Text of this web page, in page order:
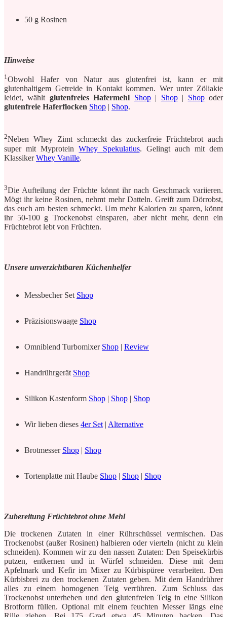
50 g Rosinen
Hinweise
1Obwohl Hafer von Natur aus glutenfrei ist, kann er mit
glutenhaltigem Getreide in Kontakt kommen. Wer unter Zöliakie
leidet, wählt glutenfreies Hafermehl Shop| Shop| Shopoder
glutenfreie Haferflocken Shop | Shop.
2Neben Whey Zimt schmeckt das zuckerfreie Früchtebrot auch
super mit MyproteinWhey Spekulatius. Gelingt auch mit dem
KlassikerWhey Vanille.
3Die Aufteilung der Früchte könnt ihr nach Geschmack variieren.
Mögt ihr keine Rosinen, nehmt mehr Datteln. Greift zum Dörrobst,
das euch am besten schmeckt. Um mehr Kalorien zu sparen, könnt
ihr 50-100 g Trockenobst einsparen, aber nicht mehr, denn ein
Früchtebrot lebt von Früchten.
Unsere unverzichtbaren Küchenhelfer
Messbecher Set Shop
Präzisionswaage Shop
Omniblend Turbomixer Shop | Review
Handrührgerät Shop
Silikon Kastenform Shop | Shop | Shop
Wir lieben dieses 4er Set | Alternative
Brotmesser Shop | Shop
Tortenplatte mit Haube Shop | Shop | Shop
Zubereitung Früchtebrot ohne Mehl
Die trockenen Zutaten in einer Rührschüssel vermischen. Das
Trockenobst (außer Rosinen) halbieren oder vierteln (nicht zu klein
schneiden). Kommen wir zu den nassen Zutaten: Den Speisekürbis
putzen, entkernen und in Würfel schneiden. Diese mit dem
Apfelmark und Kefir im Mixer zu Kürbispüree verarbeiten. Den
Kürbisbrei zu den trockenen Zutaten geben. Mit dem Handrührer
alles zu einem homogenen Teig verrühren. Zum Schluss das
Trockenobst unterheben und den glutenfreien Teig in eine Silikon
Brotform füllen. Optional mit einem feuchten Messer längs eine